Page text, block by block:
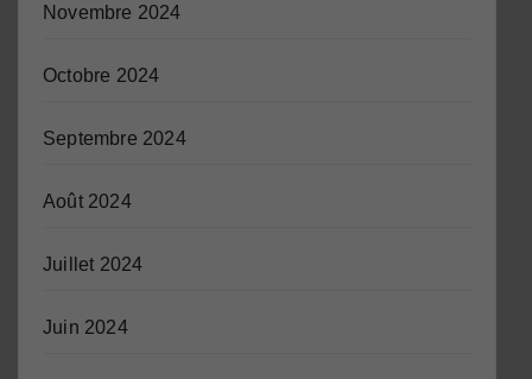
Novembre 2024
Octobre 2024
Septembre 2024
Août 2024
Juillet 2024
Juin 2024